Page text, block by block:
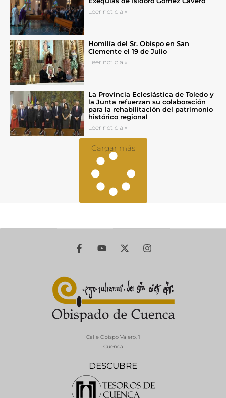
Leer noticia »
Homilía del Sr. Obispo en San
Clemente el 19 de Julio
Leer noticia »
La Provincia Eclesiástica de Toledo y
la Junta refuerzan su colaboración
para la rehabilitación del patrimonio
histórico regional
Leer noticia »
Cargar más
DESCUBRE
Calle Obispo Valero, 1
Cuenca